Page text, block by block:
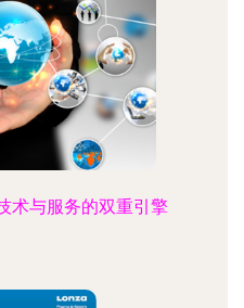
术与服务的双重引擎